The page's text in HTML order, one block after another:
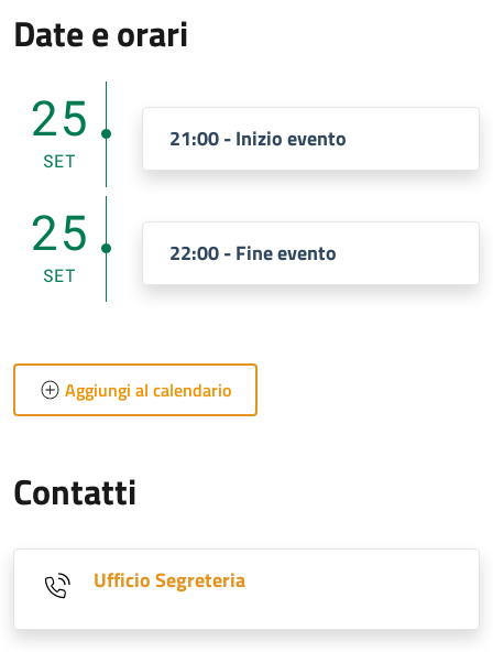
Date e orari
25
SET
21:00 - Inizio evento
25
SET
22:00 - Fine evento
Aggiungi al calendario
Contatti
Ufficio Segreteria